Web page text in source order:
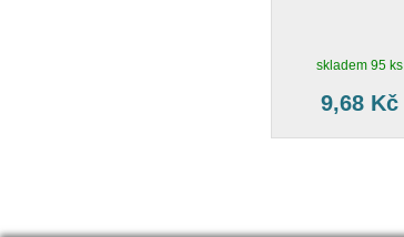
skladem 95 ks
9,68 Kč